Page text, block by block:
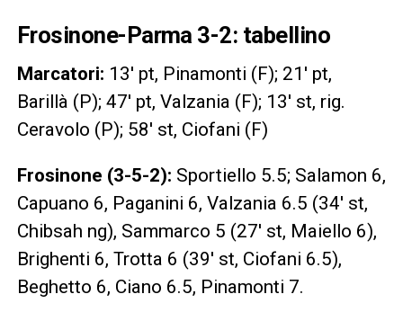
Frosinone-Parma 3-2: tabellino
Marcatori: 13′ pt, Pinamonti (F); 21′ pt,
Barillà (P); 47′ pt, Valzania (F); 13′ st, rig.
Ceravolo (P); 58′ st, Ciofani (F)
Frosinone (3-5-2): Sportiello 5.5; Salamon 6,
Capuano 6, Paganini 6, Valzania 6.5 (34′ st,
Chibsah ng), Sammarco 5 (27′ st, Maiello 6),
Brighenti 6, Trotta 6 (39′ st, Ciofani 6.5),
Beghetto 6, Ciano 6.5, Pinamonti 7.